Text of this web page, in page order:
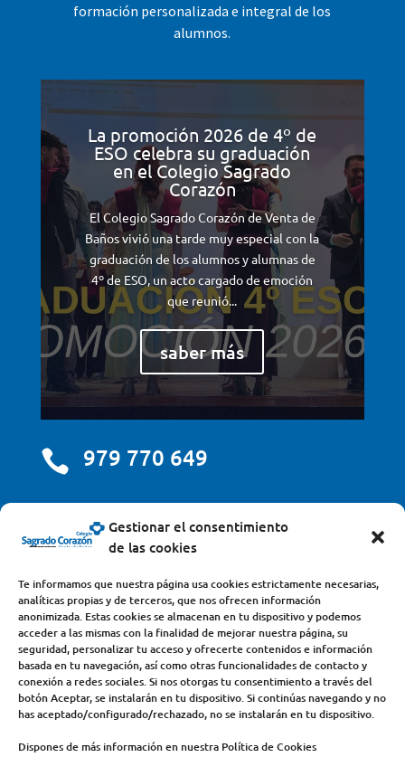
Gestionar el consentimiento
de las cookies
Te informamos que nuestra página usa cookies estrictamente necesarias,
analíticas propias y de terceros, que nos ofrecen información
anonimizada. Estas cookies se almacenan en tu dispositivo y podemos
acceder a las mismas con la finalidad de mejorar nuestra página, su
seguridad, personalizar tu acceso y ofrecerte contenidos e información
basada en tu navegación, así como otras funcionalidades de contacto y
conexión a redes sociales. Si nos otorgas tu consentimiento a través del
botón Aceptar, se instalarán en tu dispositivo. Si continúas navegando y no
has aceptado/configurado/rechazado, no se instalarán en tu dispositivo.
Dispones de más información en nuestra Política de Cookies
formación personalizada e integral de los
alumnos.
La promoción 2026 de 4º de
ESO celebra su graduación
en el Colegio Sagrado
Corazón
El Colegio Sagrado Corazón de Venta de
Baños vivió una tarde muy especial con la
graduación de los alumnos y alumnas de
4º de ESO, un acto cargado de emoción
que reunió...
saber más
 979 770 649
centro@scjdehon.com
Colegio y Seminario Sagrado Corazón
Avda. Castilla y León, s/n – 34200 – Venta de Baños
(Palencia) – Teléfono 979770649